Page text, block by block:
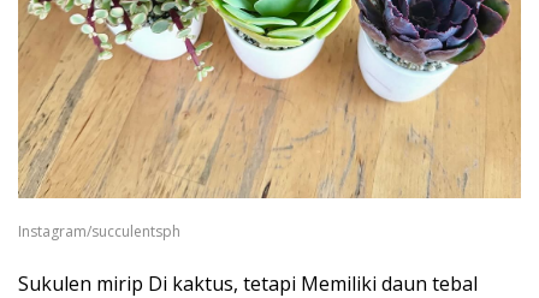
Instagram/succulentsph
Sukulen mirip Di kaktus, tetapi Memiliki daun tebal